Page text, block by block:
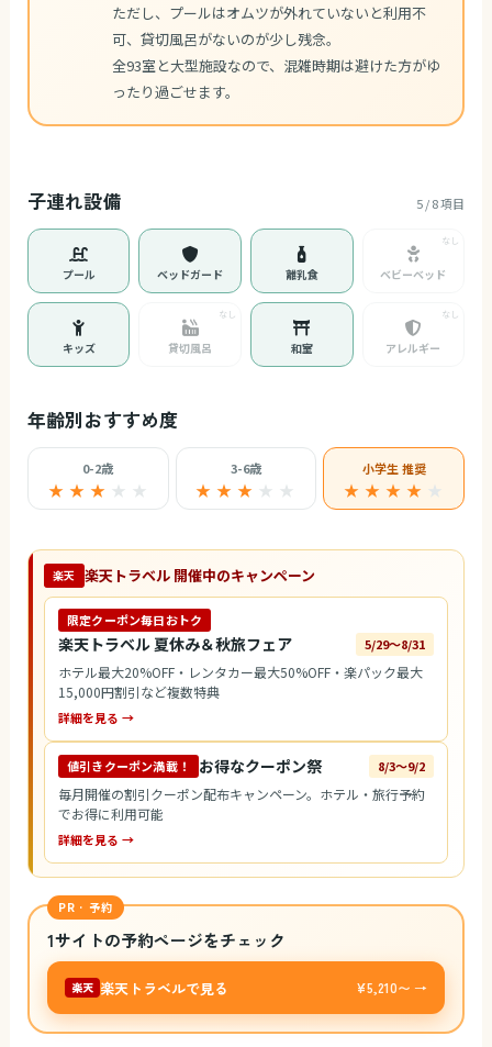
ただし、プールはオムツが外れていないと利用不
可、貸切風呂がないのが少し残念。
全93室と大型施設なので、混雑時期は避けた方がゆ
ったり過ごせます。
子連れ設備 5 / 8 項目
プール ベッドガード 離乳食 ベビーベッド
キッズ 貸切風呂 和室 アレルギー
年齢別おすすめ度
0-2歳
★ ★ ★ ★ ★
3-6歳
★ ★ ★ ★ ★
小学生 推奨
★ ★ ★ ★ ★
楽天 楽天トラベル 開催中のキャンペーン
限定クーポン毎日おトク
楽天トラベル 夏休み＆秋旅フェア 5/29〜8/31
ホテル最大20%OFF・レンタカー最大50%OFF・楽パック最大
15,000円割引など複数特典
詳細を見る →
値引きクーポン満載！ お得なクーポン祭 8/3〜9/2
毎月開催の割引クーポン配布キャンペーン。ホテル・旅行予約
でお得に利用可能
詳細を見る →
PR · 予約
1サイトの予約ページをチェック
楽天 楽天トラベルで見る ¥5,210〜 →